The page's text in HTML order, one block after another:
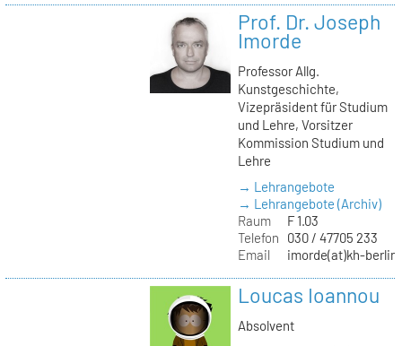
Prof. Dr. Joseph
Imorde
Professor Allg.
Kunstgeschichte,
Vizepräsident für Studium
und Lehre, Vorsitzer
Kommission Studium und
Lehre
→ Lehrangebote
→ Lehrangebote (Archiv)
Raum
F 1.03
Telefon
030 / 47705 233
Email
imorde(at)kh-
Loucas Ioannou
Absolvent